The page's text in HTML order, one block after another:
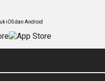
iOS dan Android